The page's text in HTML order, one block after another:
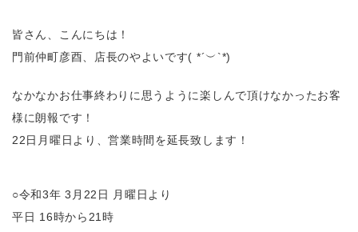
皆さん、こんにちは！
門前仲町彦酉、店長のやよいです( *´︶`*)
なかなかお仕事終わりに思うように楽しんで頂けなかったお客
様に朗報です！
22日月曜日より、営業時間を延長致します！
○令和3年 3月22日 月曜日より
平日 16時から21時